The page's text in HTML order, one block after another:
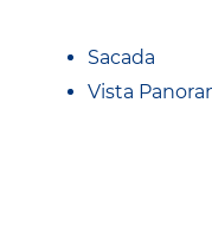
Sacada
Vista